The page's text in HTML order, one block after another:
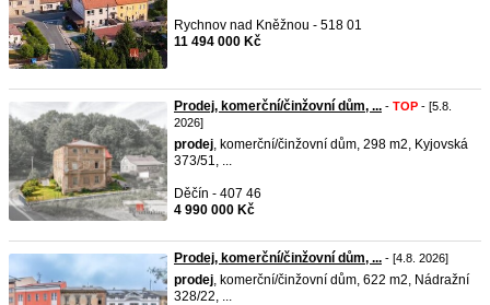
Rychnov nad Kněžnou - 518 01
11 494 000 Kč
Prodej, komerční/činžovní dům, ... - TOP - [5.8.
2026]
prodej, komerční/činžovní dům, 298 m2, Kyjovská
373/51, ...
Děčín - 407 46
4 990 000 Kč
Prodej, komerční/činžovní dům, ... - [4.8. 2026]
prodej, komerční/činžovní dům, 622 m2, Nádražní
328/22, ...